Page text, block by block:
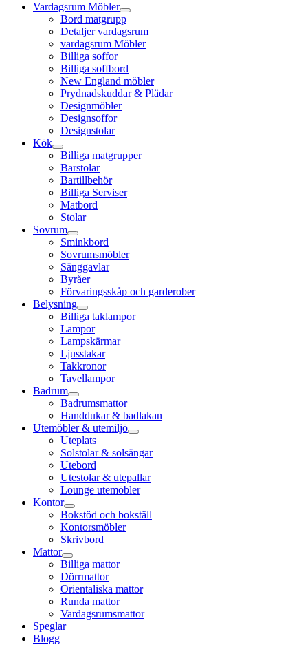
Vardagsrum Möbler
Bord matgrupp
Detaljer vardagsrum
vardagsrum Möbler
Billiga soffor
Billiga soffbord
New England möbler
Prydnadskuddar & Plädar
Designmöbler
Designsoffor
Designstolar
Kök
Billiga matgrupper
Barstolar
Bartillbehör
Billiga Serviser
Matbord
Stolar
Sovrum
Sminkbord
Sovrumsmöbler
Sänggavlar
Byråer
Förvaringsskåp och garderober
Belysning
Billiga taklampor
Lampor
Lampskärmar
Ljusstakar
Takkronor
Tavellampor
Badrum
Badrumsmattor
Handdukar & badlakan
Utemöbler & utemiljö
Uteplats
Solstolar & solsängar
Utebord
Utestolar & utepallar
Lounge utemöbler
Kontor
Bokstöd och bokställ
Kontorsmöbler
Skrivbord
Mattor
Billiga mattor
Dörrmattor
Orientaliska mattor
Runda mattor
Vardagsrumsmattor
Speglar
Blogg